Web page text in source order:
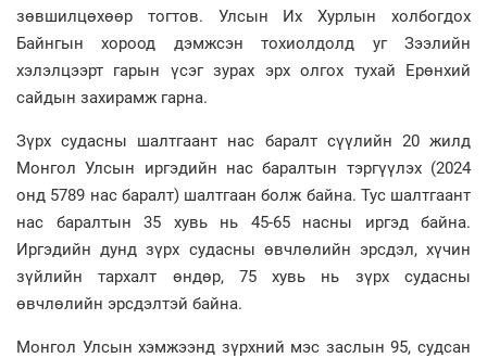
зөвшилцөхөөр тогтов. Улсын Их Хурлын холбогдох
Байнгын хороод дэмжсэн тохиолдолд уг Зээлийн
хэлэлцээрт гарын үсэг зурах эрх олгох тухай Ерөнхий
сайдын захирамж гарна.
Зүрх судасны шалтгаант нас баралт сүүлийн 20 жилд
Монгол Улсын иргэдийн нас баралтын тэргүүлэх (2024
онд 5789 нас баралт) шалтгаан болж байна. Тус шалтгаант
нас баралтын 35 хувь нь 45-65 насны иргэд байна.
Иргэдийн дунд зүрх судасны өвчлөлийн эрсдэл, хүчин
зүйлийн тархалт өндөр, 75 хувь нь зүрх судасны
өвчлөлийн эрсдэлтэй байна.
Монгол Улсын хэмжээнд зүрхний мэс заслын 95, судсан